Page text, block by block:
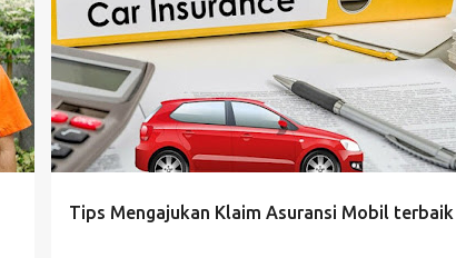
Tips Mengajukan Klaim Asuransi Mobil terbaik
ASURANSI